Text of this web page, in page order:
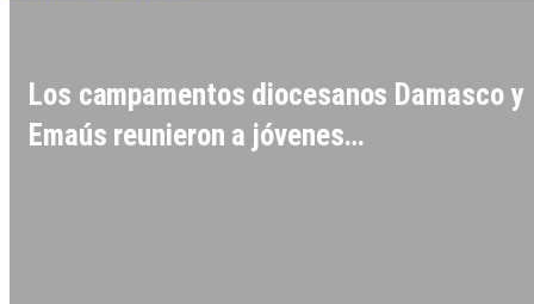
Los campamentos diocesanos Damasco y
Emaús reunieron a jóvenes…